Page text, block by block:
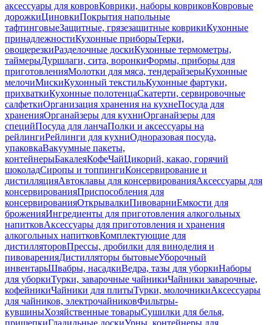
аксессуары для ковровКоврики, наборы ковриковКовровые
дорожкиЦиновкиПокрытия напольные
тафтинговыеЗащитные, грязезащитные коврикиКухонные
принадлежностиКухонные приборыТерки,
овощерезкиРазделочные доскиКухонные термометры,
таймерыДуршлаги, сита, воронкиФормы, приборы для
приготовленияМолотки для мяса, тендерайзерыКухонные
мелочиМискиКухонный текстильКухонные фартуки,
прихваткиКухонные полотенцаСкатерти, сервировочные
салфеткиОрганизация хранения на кухнеПосуда для
храненияОрганайзеры для кухниОрганайзеры для
специйПосуда для ланчаПолки и аксессуары на
рейлингиРейлинги для кухниОдноразовая посуда,
упаковкаВакуумные пакеты,
контейнерыБакалеяКофеЧайЦикорий, какао, горячий
шоколадСиропы и топпингиКонсервирование и
дистилляцияАвтоклавы для консервированияАксессуары для
консервированияПриспособления для
консервированияОткрывалкиПивоварниЕмкости для
броженияИнгредиенты для приготовления алкогольных
напитковАксессуары для приготовления и хранения
алкогольных напитковКомплектующие для
дистилляторовПрессы, дробилки для виноделия и
пивоваренияДистилляторы бытовыеУборочный
инвентарьШвабры, насадкиВедра, тазы для уборкиНаборы
для уборкиТурки, заварочные чайникиЧайники заварочные,
кофейникиЧайники для плитыТурки, молочникиАксессуары
для чайников, электрочайниковФильтры-
кувшиныХозяйственные товарыСушилки для белья,
прищепкиГладильные доскиУрны, контейнеры для